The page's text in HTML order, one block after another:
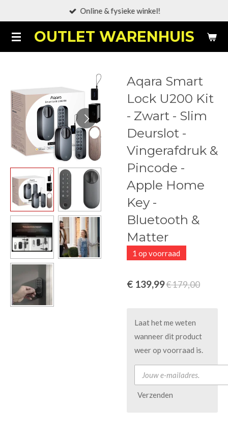
naar
de
OUTLET WARENHUIS
Online & fysieke winkel!
Aqara Smart
Lock U200 Kit
- Zwart - Slim
Deurslot -
Vingerafdruk &
Pincode -
Apple Home
Key -
Bluetooth &
Matter
1 op voorraad
€ 139,99€ 179,00
Laat het me weten
wanneer dit product
weer op voorraad is.
Verzenden